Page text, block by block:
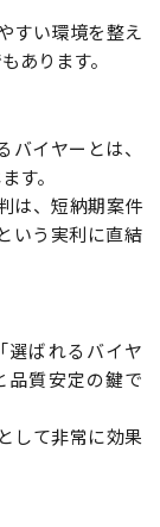
すい環境を整え
あります。
イヤーとは、
す。
は、短納期案件
いう実利に直結
選ばれるバイヤ
品質安定の鍵で
して非常に効果